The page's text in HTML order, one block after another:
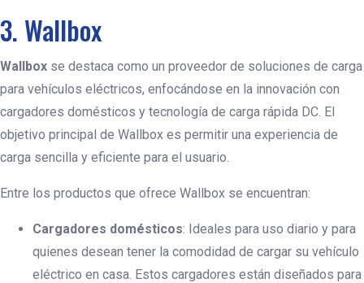
3. Wallbox
Wallbox se destaca como un proveedor de soluciones de carga
para vehículos eléctricos, enfocándose en la innovación con
cargadores domésticos y tecnología de carga rápida DC. El
objetivo principal de Wallbox es permitir una experiencia de
carga sencilla y eficiente para el usuario.
Entre los productos que ofrece Wallbox se encuentran:
Cargadores domésticos: Ideales para uso diario y para
quienes desean tener la comodidad de cargar su vehículo
eléctrico en casa. Estos cargadores están diseñados para